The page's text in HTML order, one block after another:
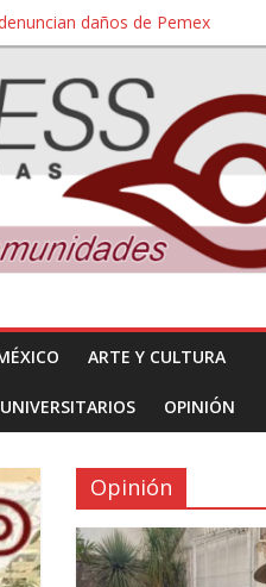
daños de Pemex
e intelectuales de su
ARTE Y CULTURA
UNIVERSITARIOS OPINIÓN
Opinión